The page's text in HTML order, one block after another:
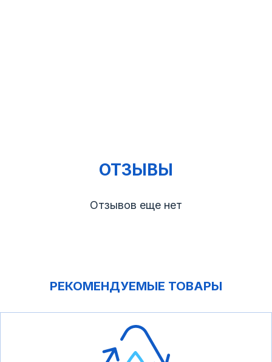
ОТЗЫВЫ
Отзывов еще нет
РЕКОМЕНДУЕМЫЕ ТОВАРЫ